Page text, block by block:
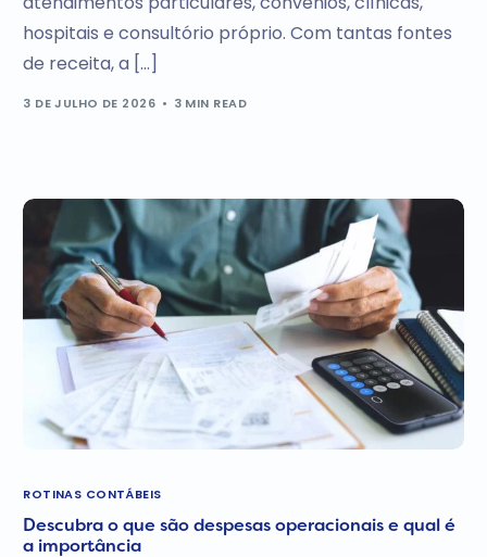
hospitais e consultório próprio. Com tantas fontes
de receita, a […]
3 DE JULHO DE 2026 3 MIN READ
ROTINAS CONTÁBEIS
Descubra o que são despesas operacionais e qual é
a importância